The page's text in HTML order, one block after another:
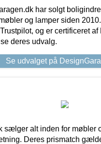
har solgt
og lamper siden
og er certificeret
deres udvalg.
Se udvalget på
sælger alt inden for møbler
Deres prismatch